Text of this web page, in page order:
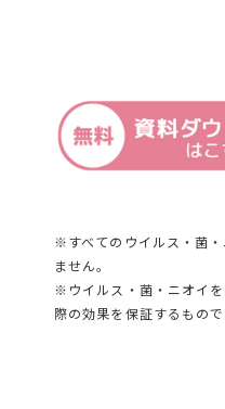
※すべてのウイルス・菌
ません。
※ウイルス・菌・ニオイ
際の効果を保証するもので